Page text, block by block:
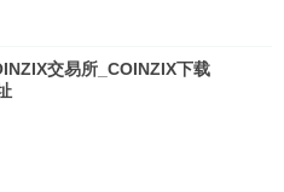
交易所_COINZIX下载